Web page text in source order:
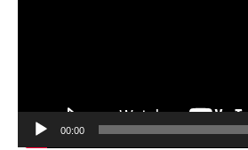
00:00